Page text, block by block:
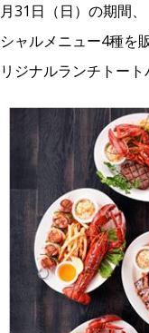
月31日（日）の期間
シャルメニュー4種を
リジナルランチトー